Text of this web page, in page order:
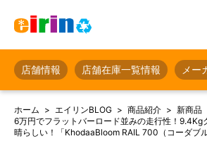
店舗情報 店舗在庫一覧情報 メー
ホーム エイリンBLOG 商品紹介
新商品
6万円でフラットバーロード並みの走行性！9.4Kg
晴らしい！「KhodaaBloom RAIL 700（コーダブ